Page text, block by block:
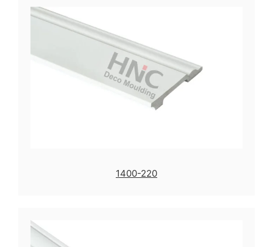
1400-220